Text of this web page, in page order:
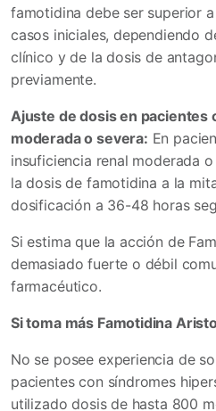
famotidina debe ser superior
casos iniciales, dependiendo
clínico y de la dosis de
previamente.
Ajuste de dosis en pacientes
moderada o severa: En
insuficiencia renal moderada
la dosis de famotidina a la
dosificación a 36-48 horas
Si estima que la acción de
demasiado fuerte o débil
farmacéutico.
Si toma más Famotidina
No se posee experiencia de
pacientes con síndromes
utilizado dosis de hasta 800